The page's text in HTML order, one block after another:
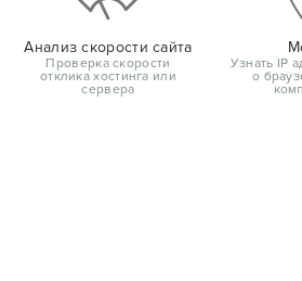
Анализ скорости сайта
Проверка скорости
отклика хостинга или
сервера
Узнать IP
о